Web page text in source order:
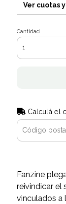
Ver cuotas
Cantidad
Calculá el
Fanzine
reivindicar el
vinculados a